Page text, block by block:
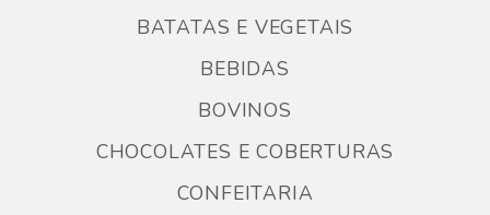
BATATAS E VEGETAIS
BEBIDAS
BOVINOS
CHOCOLATES E COBERTURAS
CONFEITARIA